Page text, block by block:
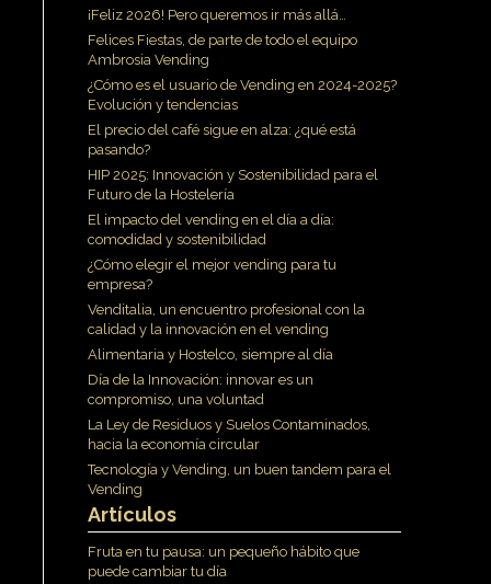
¡Feliz 2026! Pero queremos ir más allá…
Felices Fiestas, de parte de todo el equipo
Ambrosia Vending
¿Cómo es el usuario de Vending en 2024-2025?
Evolución y tendencias
El precio del café sigue en alza: ¿qué está
pasando?
HIP 2025: Innovación y Sostenibilidad para el
Futuro de la Hostelería
El impacto del vending en el día a día:
comodidad y sostenibilidad
¿Cómo elegir el mejor vending para tu
empresa?
Venditalia, un encuentro profesional con la
calidad y la innovación en el vending
Alimentaria y Hostelco, siempre al día
Día de la Innovación: innovar es un
compromiso, una voluntad
La Ley de Residuos y Suelos Contaminados,
hacia la economía circular
Tecnología y Vending, un buen tandem para el
Vending
Artículos
Fruta en tu pausa: un pequeño hábito que
puede cambiar tu día